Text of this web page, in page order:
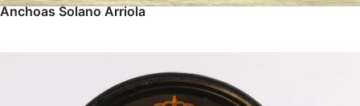
Anchoas Solano Arriola